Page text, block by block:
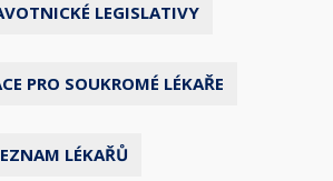
LEGISLATIVY
PRO SOUKROMÉ LÉKAŘE
LÉKAŘŮ